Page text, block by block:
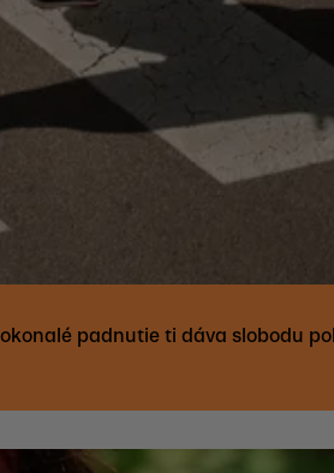
padnutie ti dáva slobodu